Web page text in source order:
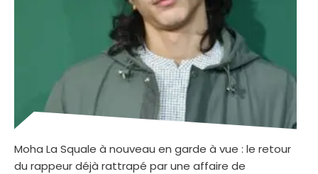
Moha La Squale à nouveau en garde à vue : le retour
du rappeur déjà rattrapé par une affaire de